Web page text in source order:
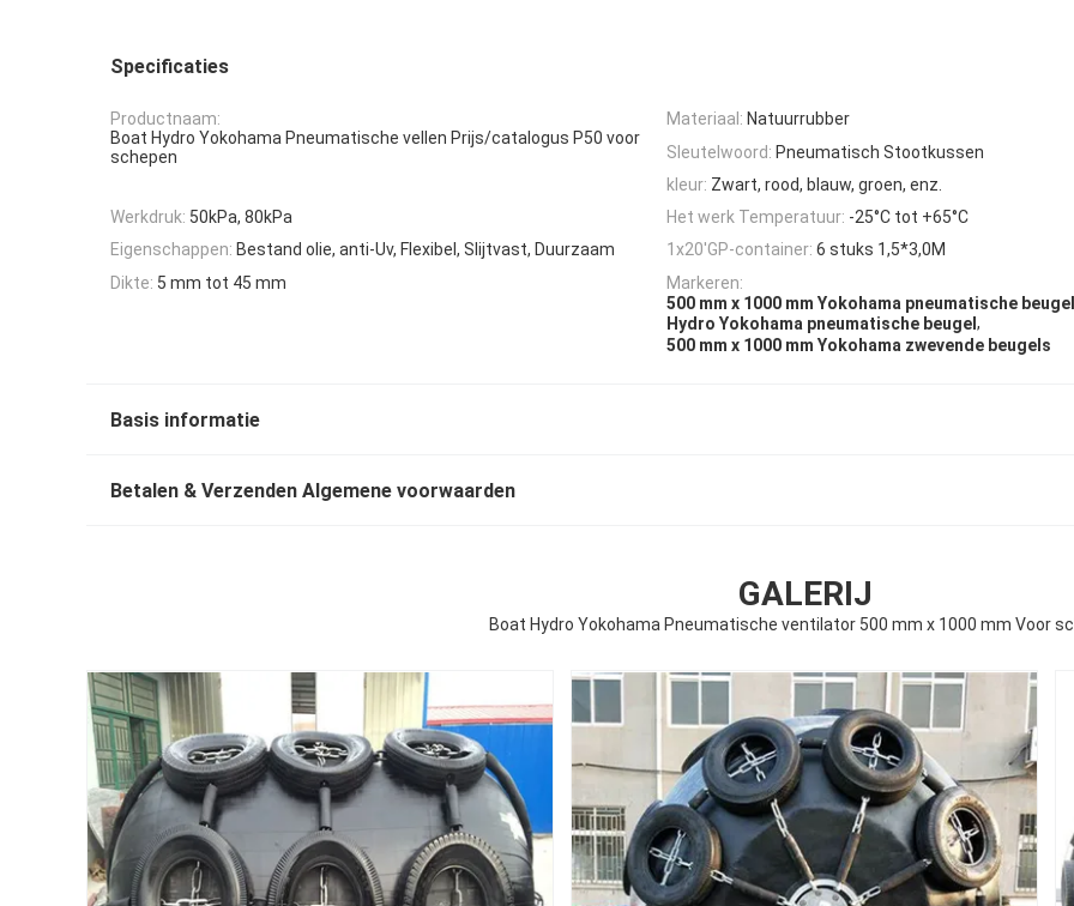
Specificaties
Productnaam:
Boat Hydro Yokohama Pneumatische vellen Prijs/catalogus P50 voor
schepen
Materiaal: Natuurrubber
Sleutelwoord: Pneumatisch Stootkussen
kleur: Zwart, rood, blauw, groen, enz.
Werkdruk: 50kPa, 80kPa Het werk Temperatuur: -25°C tot +65°C
Eigenschappen: Bestand olie, anti-Uv, Flexibel, Slijtvast, Duurzaam 1x20'GP-container: 6 stuks 1,5*3,0M
Dikte: 5 mm tot 45 mm
Markeren:
500 mm x 1000 mm Yokohama pneumatische beugel
Hydro Yokohama pneumatische beugel ,
500 mm x 1000 mm Yokohama zwevende beugels
Basis informatie
Betalen & Verzenden Algemene voorwaarden
GALERIJ
Boat Hydro Yokohama Pneumatische ventilator 500 mm x 1000 mm Voor